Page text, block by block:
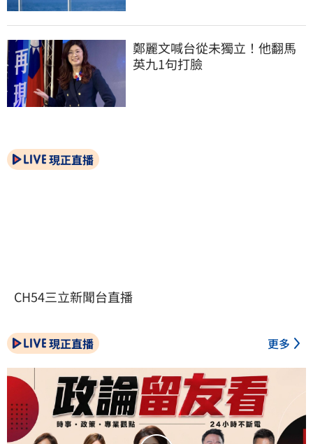
鄭麗文喊台從未獨立！他翻馬
英九1句打臉
現正直播
CH54三立新聞台直播
現正直播 更多